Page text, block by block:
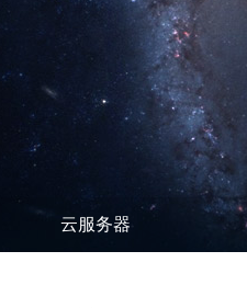
云服务器